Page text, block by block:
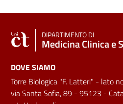
DIPARTIMENTO DI
Medicina Clinica e
DOVE SIAMO
Torre Biologica "F. Latteri" - lato
via Santa Sofia, 89 - 95123 -